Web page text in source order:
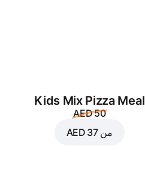
Kids Mix Pizza Meal
AED 50
منAED 37